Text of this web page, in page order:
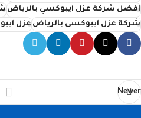
افضل شركة عزل ايبوكسي بالرياض
شركة عزل ايبوكسى بالرياض عزل
Newer